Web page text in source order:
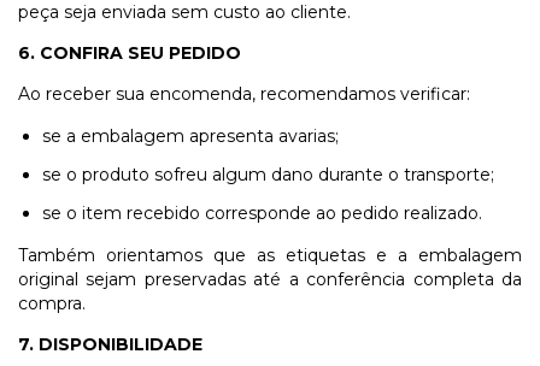
peça seja enviada sem custo ao cliente.
6. CONFIRA SEU PEDIDO
Ao receber sua encomenda, recomendamos verificar:
se a embalagem apresenta avarias;
se o produto sofreu algum dano durante o transporte;
se o item recebido corresponde ao pedido realizado.
Também orientamos que as etiquetas e a embalagem
original sejam preservadas até a conferência completa da
compra.
7. DISPONIBILIDADE